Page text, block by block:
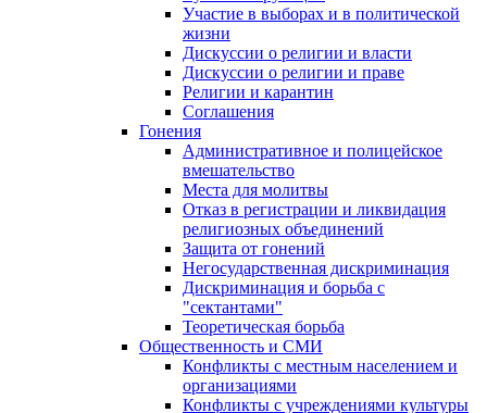
Участие в выборах и в политической
жизни
Дискуссии о религии и власти
Дискуссии о религии и праве
Религии и карантин
Соглашения
Гонения
Административное и полицейское
вмешательство
Места для молитвы
Отказ в регистрации и ликвидация
религиозных объединений
Защита от гонений
Негосударственная дискриминация
Дискриминация и борьба с
"сектантами"
Теоретическая борьба
Общественность и СМИ
Конфликты с местным населением и
организациями
Конфликты с учреждениями культуры